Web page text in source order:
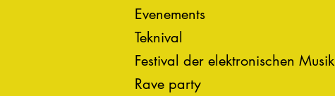
Evenements
Teknival
Festival der elektronischen Musik
Rave party